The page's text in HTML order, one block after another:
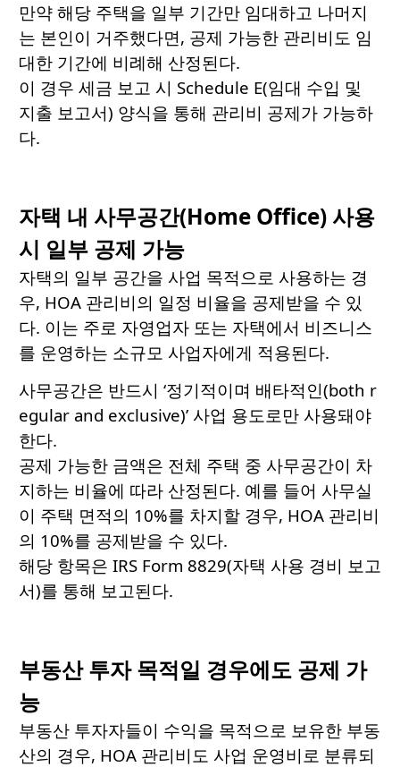
만약 해당 주택을 일부 기간만 임대하고 나머지
는 본인이 거주했다면, 공제 가능한 관리비도 임
대한 기간에 비례해 산정된다.
이 경우 세금 보고 시 Schedule E(임대 수입 및
지출 보고서) 양식을 통해 관리비 공제가 가능하
다.
자택 내 사무공간(Home Office) 사용
시 일부 공제 가능
자택의 일부 공간을 사업 목적으로 사용하는 경
우, HOA 관리비의 일정 비율을 공제받을 수 있
다. 이는 주로 자영업자 또는 자택에서 비즈니스
를 운영하는 소규모 사업자에게 적용된다.
사무공간은 반드시 ‘정기적이며 배타적인(both r
egular and exclusive)’ 사업 용도로만 사용돼야
한다.
공제 가능한 금액은 전체 주택 중 사무공간이 차
지하는 비율에 따라 산정된다. 예를 들어 사무실
이 주택 면적의 10%를 차지할 경우, HOA 관리비
의 10%를 공제받을 수 있다.
해당 항목은 IRS Form 8829(자택 사용 경비 보고
서)를 통해 보고된다.
부동산 투자 목적일 경우에도 공제 가
능
부동산 투자자들이 수익을 목적으로 보유한 부동
산의 경우, HOA 관리비도 사업 운영비로 분류되